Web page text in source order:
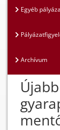
Egyéb
Archívum